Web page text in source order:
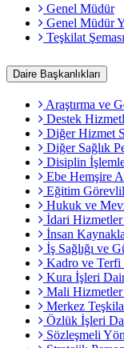
Genel Müdür
Genel Müdür
Teşkilat Şeması
Daire Başkanlıkları
Araştırma ve
Destek
Diğer Hizmet
Diğer Sağlık
Disiplin
Ebe Hemşire
Eğitim
Hukuk ve
İdari Hizmetler
İnsan
İş Sağlığı ve
Kadro ve Terfi
Kura İşleri
Mali Hizmetler
Merkez
Özlük İşleri
Sözleşmeli